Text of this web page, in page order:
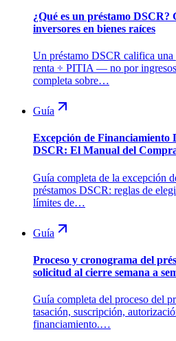
¿Qué es un préstamo DSCR?
inversores en bienes raíces
Un préstamo DSCR califica
renta ÷ PITIA — no por
completa sobre…
Guía
Excepción de Financiamiento
DSCR: El Manual del
Guía completa de la excepción
préstamos DSCR: reglas de
límites de…
Guía
Proceso y cronograma del
solicitud al cierre semana a
Guía completa del proceso del
tasación, suscripción,
financiamiento.…